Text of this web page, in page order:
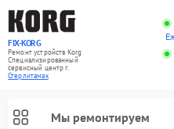
FIX-KORG
Ремонт устройств Korg
Специализированный
cервисный центр г.
Стерлитамак
Мы ремонтируем